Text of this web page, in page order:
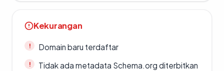
Kekurangan
Domain baru terdaftar
Tidak ada metadata Schema.org diterbitkan